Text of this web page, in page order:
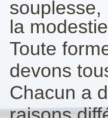
souplesse,
la
Toute
devons
Chacun a
raisons